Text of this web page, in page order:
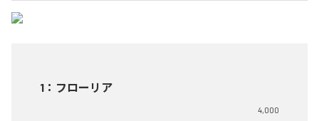
1 ： フローリア
4,000